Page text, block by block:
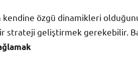
kendine özgü dinamikleri
geliştirmek gerekebilir.